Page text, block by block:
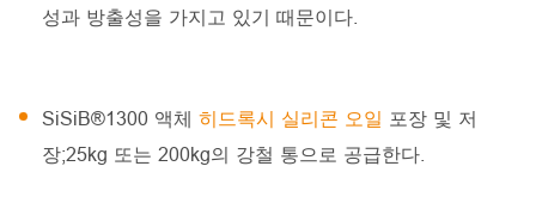
성과 방출성을 가지고 있기 때문이다.
SiSiB®1300 액체히드록시 실리콘 오일 포장 및 저
장;25kg 또는 200kg의 강철 통으로 공급한다.